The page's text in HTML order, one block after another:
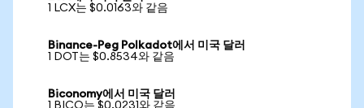
1 LCX는 $0.0163와 같음
Binance-Peg Polkadot에서 미국 달러
1 DOT는 $0.8534와 같음
Biconomy에서 미국 달러
1 BICO는 $0.0231와 같음